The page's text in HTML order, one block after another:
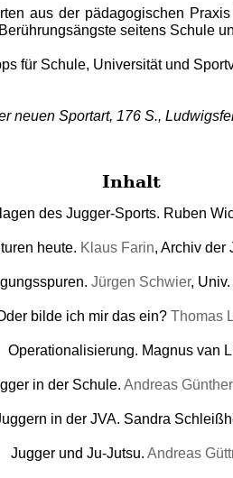
aus der pädagogischen
seitens Schule
für Schule, Universität und
neuen Sportart, 176 S.,
Inhalt
des Jugger-Sports. Ruben
heute. Klaus Farin, Archiv der
Jürgen Schwier,
bilde ich mir das ein? Thomas
Operationalisierung. Magnus van
in der Schule. Andreas Günther
in der JVA. Sandra
Jugger und Ju-Jutsu. Andreas